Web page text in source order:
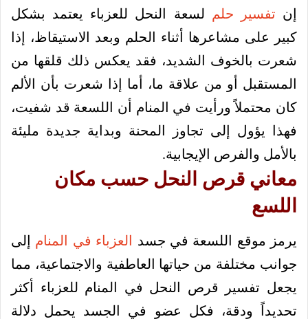
إن تفسير حلم لسعة النحل للعزباء يعتمد بشكل
كبير على مشاعرها أثناء الحلم وبعد الاستيقاظ، إذا
شعرت بالخوف الشديد، فقد يعكس ذلك قلقها من
المستقبل أو من علاقة ما، أما إذا شعرت بأن الألم
كان محتملاً ورأيت في المنام أن اللسعة قد شفيت،
فهذا يؤول إلى تجاوز المحنة وبداية جديدة مليئة
بالأمل والفرص الإيجابية.
معاني قرص النحل حسب مكان
اللسع
يرمز موقع اللسعة في جسد العزباء في المنام إلى
جوانب مختلفة من حياتها العاطفية والاجتماعية، مما
يجعل تفسير قرص النحل في المنام للعزباء أكثر
تحديداً ودقة، فكل عضو في الجسد يحمل دلالة